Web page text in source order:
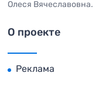
Олеся Вячеславовна.
О проекте
Реклама